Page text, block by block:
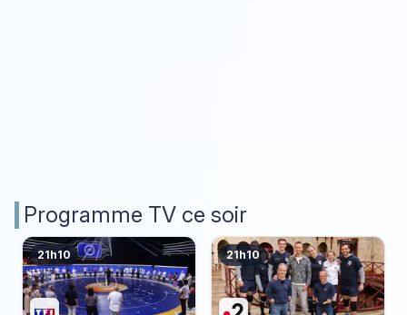
Programme TV ce soir
21h10 21h10